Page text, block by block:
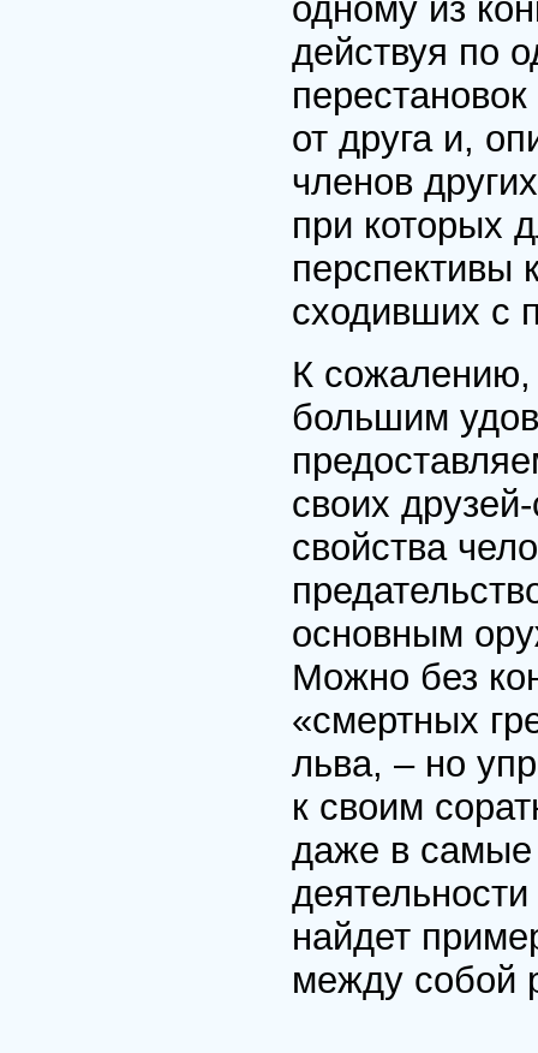
одному из
действуя по
от друга и,
членов
при которых
перспективы
сходивших с
К сожалению,
большим
своих
свойства
основным
Можно без
«смертных
льва, – но
к своим
даже в самые
найдет
между собой